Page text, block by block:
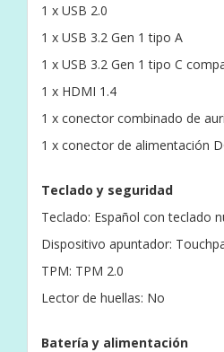
1 x USB 2.0
1 x USB 3.2 Gen 1 tipo A
1 x USB 3.2 Gen 1 tipo C
1 x HDMI 1.4
1 x conector combinado de
1 x conector de alimentación
Teclado y seguridad
Teclado: Español con teclado
Dispositivo apuntador:
TPM: TPM 2.0
Lector de huellas: No
Batería y alimentación